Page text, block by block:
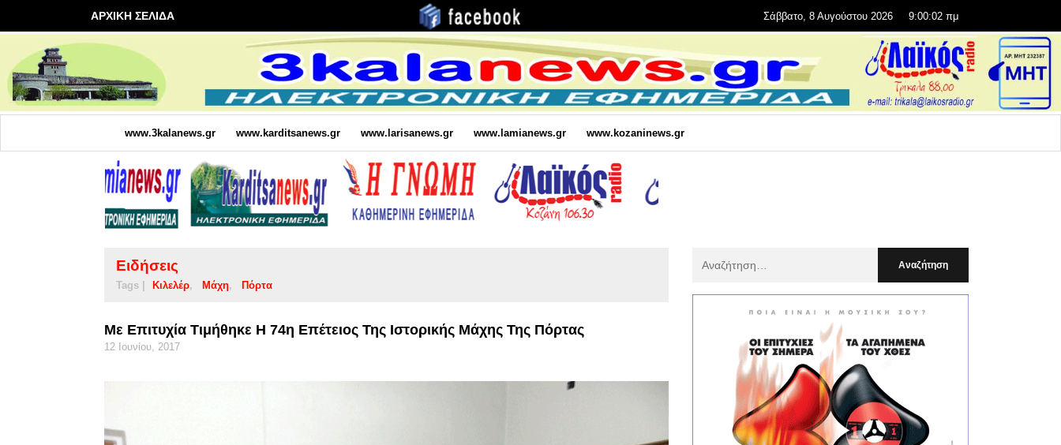
ΑΡΧΙΚΗ ΣΕΛΙΔΑ Σάββατο, 8 Αυγούστου 2026 9:00:04 πμ
www.3kalanews.gr www.karditsanews.gr www.larisanews.gr www.lamianews.gr www.kozaninews.gr
Ειδήσεις
Tags | Κιλελέρ Μάχη Πόρτα
Με Επιτυχία Τιμήθηκε Η 74η Επέτειος Της Ιστορικής Μάχης Της Πόρτας
12 Ιουνίου, 2017
: